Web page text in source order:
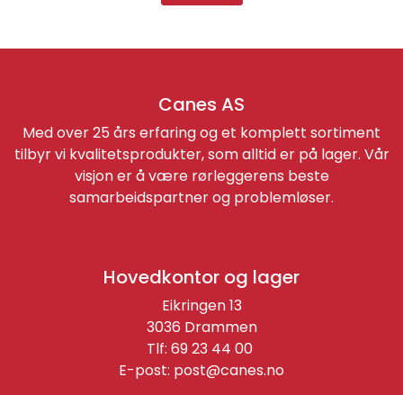
Canes AS
Med over 25 års erfaring og et komplett sortiment
tilbyr vi kvalitetsprodukter, som alltid er på lager. Vår
visjon er å være rørleggerens beste
samarbeidspartner og problemløser.
Hovedkontor og lager
Eikringen 13
3036 Drammen
Tlf: 69 23 44 00
E-post: post@canes.no